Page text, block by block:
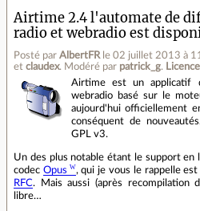
Airtime 2.4 l'automate de
radio et webradio est
Posté par AlbertFR le 02 juillet 2013 à
et claudex. Modéré par patrick_g.
Airtime est un applicatif
webradio basé sur le
aujourd'hui officiellement
conséquent de
GPL v3.
Un des plus notable étant le support
codec Opus
, qui je vous le rappelle
RFC. Mais aussi (après recompilation
libre…